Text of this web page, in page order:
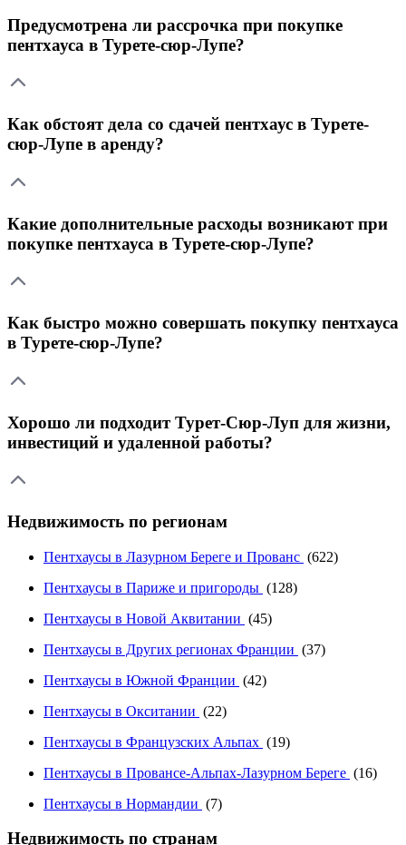
Предусмотрена ли рассрочка при покупке
пентхауса в Турете-сюр-Лупе?
Как обстоят дела со сдачей пентхаус в Турете-
сюр-Лупе в аренду?
Какие дополнительные расходы возникают при
покупке пентхауса в Турете-сюр-Лупе?
Как быстро можно совершать покупку пентхауса
в Турете-сюр-Лупе?
Хорошо ли подходит Турет-Сюр-Луп для жизни,
инвестиций и удаленной работы?
Недвижимость по регионам
Пентхаусы в Лазурном Береге и Прованс (622)
Пентхаусы в Париже и пригороды (128)
Пентхаусы в Новой Аквитании (45)
Пентхаусы в Других регионах Франции (37)
Пентхаусы в Южной Франции (42)
Пентхаусы в Окситании (22)
Пентхаусы в Французских Альпах (19)
Пентхаусы в Провансе-Альпах-Лазурном Береге (16)
Пентхаусы в Нормандии (7)
Недвижимость по странам